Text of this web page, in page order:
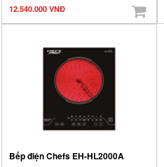
12.540.000 VNĐ
Bếp điện Chefs EH-HL2000A